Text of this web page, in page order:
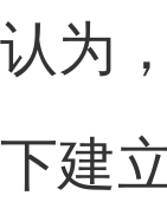
，
建